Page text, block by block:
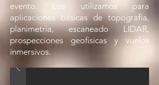
evento. Los utilizamos para
aplicaciones básicas de topografía,
planimetría, escaneado LIDAR,
prospecciones geofísicas y vuelos
inmersivos.